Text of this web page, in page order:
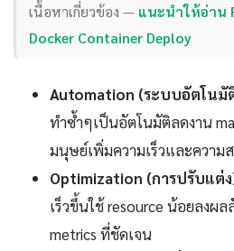
เนื้อหาเกี่ยวข้อง — แนะนำให้อ่าน
Docker Container Deploy
Automation (ระบบอัตโนมั
ทำซ้ำๆเป็นอัตโนมัติลดงาน
มนุษย์เพิ่มความเร็วและความ
Optimization (การปรับแต่
เร็วขึ้นใช้ resource น้อยลงผ
metrics ที่ชัดเจน